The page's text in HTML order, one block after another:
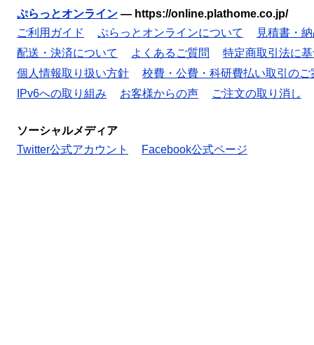
ぷらっとオンライン — https://online.plathome.co.jp/
ご利用ガイド
ぷらっとオンラインについて
見積書・
配送・決済について
よくあるご質問
特定商取引法に
個人情報取り扱い方針
校費・公費・科研費払い取引のご
IPv6への取り組み
お客様からの声 ご注文の取り消し
ソーシャルメディア
Twitter公式アカウント
Facebook公式ページ